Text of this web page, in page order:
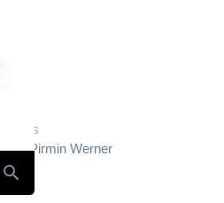
News
für Pirmin Werner